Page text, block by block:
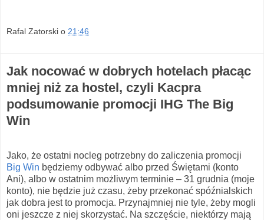
Rafal Zatorski o 21:46
Jak nocować w dobrych hotelach płacąc
mniej niż za hostel, czyli Kacpra
podsumowanie promocji IHG The Big
Win
Jako, że ostatni nocleg potrzebny do zaliczenia promocji
Big Win będziemy odbywać albo przed Świętami (konto
Ani), albo w ostatnim możliwym terminie – 31 grudnia (moje
konto), nie będzie już czasu, żeby przekonać spóźnialskich
jak dobra jest to promocja. Przynajmniej nie tyle, żeby mogli
oni jeszcze z niej skorzystać. Na szczęście, niektórzy mają